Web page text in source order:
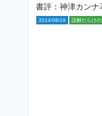
書評：神津カンナ
2014/08/19 誤解だらけ